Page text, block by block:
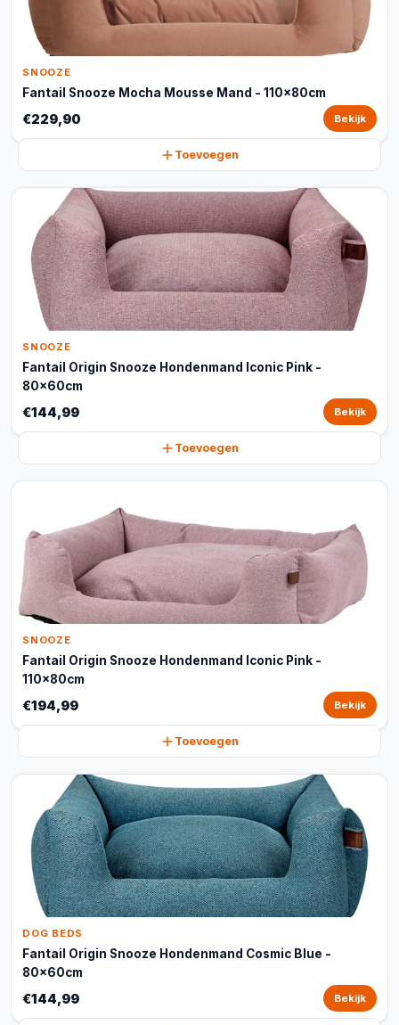
SNOOZE
Fantail Snooze Mocha Mousse Mand - 110x80cm
€229,90 Bekijk
Toevoegen
SNOOZE
Fantail Origin Snooze Hondenmand Iconic Pink -
80x60cm
€144,99 Bekijk
Toevoegen
SNOOZE
Fantail Origin Snooze Hondenmand Iconic Pink -
110x80cm
€194,99 Bekijk
Toevoegen
DOG BEDS
Fantail Origin Snooze Hondenmand Cosmic Blue -
80x60cm
€144,99 Bekijk